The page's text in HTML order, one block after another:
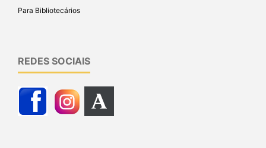
Para Bibliotecários
REDES SOCIAIS